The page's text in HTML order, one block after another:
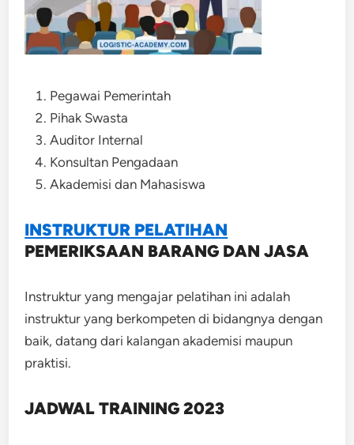
Pegawai Pemerintah
Pihak Swasta
Auditor Internal
Konsultan Pengadaan
Akademisi dan Mahasiswa
INSTRUKTUR PELATIHAN
PEMERIKSAAN BARANG DAN JASA
Instruktur yang mengajar pelatihan ini adalah
instruktur yang berkompeten di bidangnya dengan
baik, datang dari kalangan akademisi maupun
praktisi.
JADWAL TRAINING 2023